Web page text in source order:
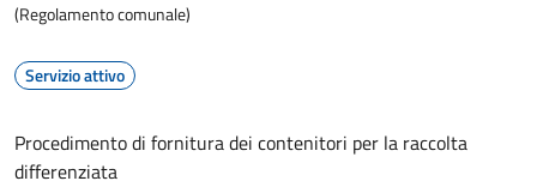
(Regolamento comunale)
Servizio attivo
Procedimento di fornitura dei contenitori per la raccolta
differenziata